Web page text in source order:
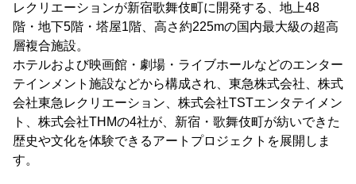
レクリエーションが新宿歌舞伎町に開発する、地上48
階・地下5階・塔屋1階、高さ約225mの国内最大級の超高
層複合施設。
ホテルおよび映画館・劇場・ライブホールなどのエンター
テインメント施設などから構成され、東急株式会社、株式
会社東急レクリエーション、株式会社TSTエンタテイメン
ト、株式会社THMの4社が、新宿・歌舞伎町が紡いできた
歴史や文化を体験できるアートプロジェクトを展開しま
す。